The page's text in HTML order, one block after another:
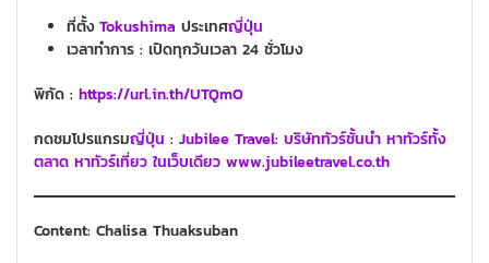
ที่ตั้งTokushima ประเทศญี่ปุ่น
เวลาทำการ : เปิดทุกวันเวลา 24 ชั่วโมง
พิกัด : https://url.in.th/UTQmO
กดชมโปรแกรมญี่ปุ่น : Jubilee Travel: บริษัททัวร์ชั้นนำ หาทัวร์ทั้ง
ตลาด หาทัวร์เที่ยว ในเว็บเดียว www.jubileetravel.co.th
Content: Chalisa Thuaksuban